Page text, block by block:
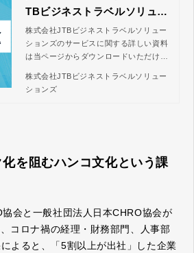
TBビジネストラベルソリュー
ションズ
株式会社JTBビジネストラベルソリュー
ションズのサービスに関する詳しい資料
は当ページからダウンロードいただけま
ンズは、出張・経費管理のトータルソリ
ューションを提供します。豊富なチケッ
株式会社JTBビジネストラベルソリュー
ションズ
を阻むハンコ文化という課
会と一般社団法人日本CHRO協会が
コロナ禍の経理・財務部門、人事部
よると、「5割以上が出社」した企業